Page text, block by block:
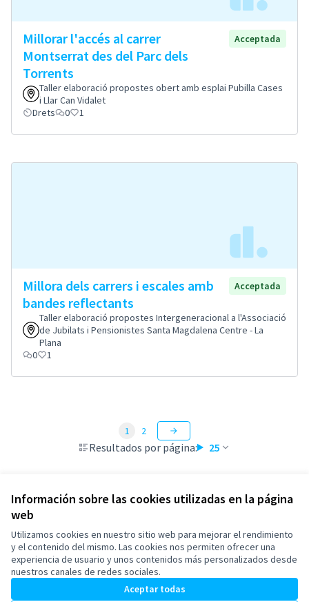
Información sobre las cookies utilizadas en la página
web
Utilizamos cookies en nuestro sitio web para mejorar el rendimiento
y el contenido del mismo. Las cookies nos permiten ofrecer una
experiencia de usuario y unos contenidos más personalizados desde
nuestros canales de redes sociales.
Aceptar todas
Millorar l'accés al carrer
Montserrat des del Parc dels
Torrents
Acceptada
Taller elaboració propostes obert amb esplai Pubilla Cases
i Llar Can Vidalet
Drets
0 1
Millora dels carrers i escales amb
bandes reflectants
Acceptada
Taller elaboració propostes Intergeneracional a l'Associació
de Jubilats i Pensionistes Santa Magdalena Centre - La
Plana
0
1
Resultados por página: 25
1 2
Términos y condiciones de uso
Configuración de cookies
Esplugues de Llobregat en X
(Enlace externo)
Esplugues de Llobregat en Facebook
(Enlace externo)
Esplugues de Llobregat en Instagram
(Enlace externo)
Esplugues de Llobregat en YouTube
(Enlace externo)
Castellano
Triar la llenguaElegir el idioma